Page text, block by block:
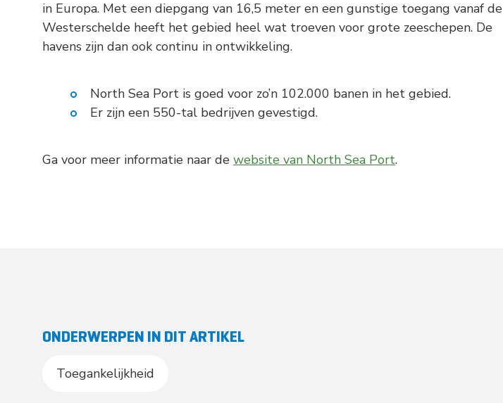
in Europa. Met een diepgang van 16,5 meter en een gunstige toegang vanaf de
Westerschelde heeft het gebied heel wat troeven voor grote zeeschepen. De
havens zijn dan ook continu in ontwikkeling.
North Sea Port is goed voor zo’n 102.000 banen in het gebied.
Er zijn een 550-tal bedrijven gevestigd.
Ga voor meer informatie naar de website van North Sea Port.
ONDERWERPEN IN DIT ARTIKEL
Toegankelijkheid